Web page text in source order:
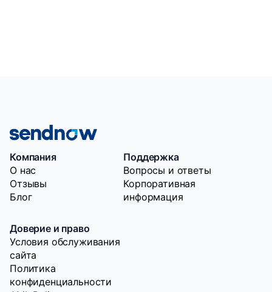
Компания
O нас
Отзывы
Блог
Поддержка
Вопросы и ответы
Корпоративная
информация
Доверие и право
Условия обслуживания
сайта
Политика
конфиденциальности